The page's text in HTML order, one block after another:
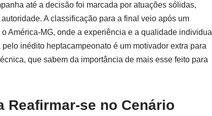
até a decisão foi marcada por atuações sólidas,
A classificação para a final veio após um
América-MG, onde a experiência e a qualidade individual
inédito heptacampeonato é um motivador extra para
que sabem da importância de mais esse feito para
Reafirmar-se no Cenário